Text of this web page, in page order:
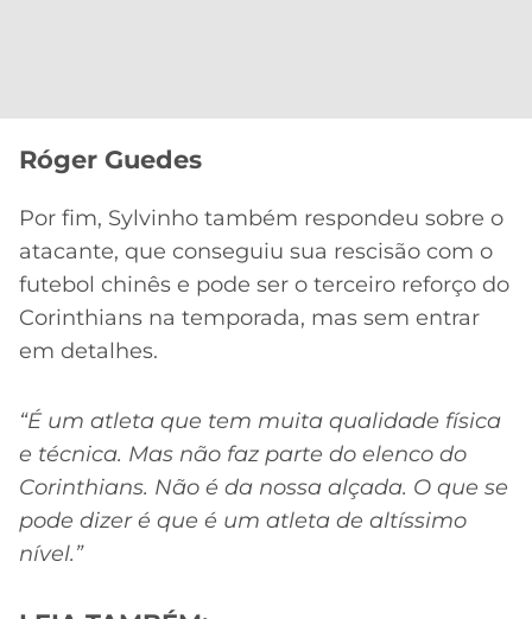
Róger Guedes
Por fim, Sylvinho também respondeu sobre o
atacante, que conseguiu sua rescisão com o
futebol chinês e pode ser o terceiro reforço do
Corinthians na temporada, mas sem entrar
em detalhes.
“É um atleta que tem muita qualidade física
e técnica. Mas não faz parte do elenco do
Corinthians. Não é da nossa alçada. O que se
pode dizer é que é um atleta de altíssimo
nível.”